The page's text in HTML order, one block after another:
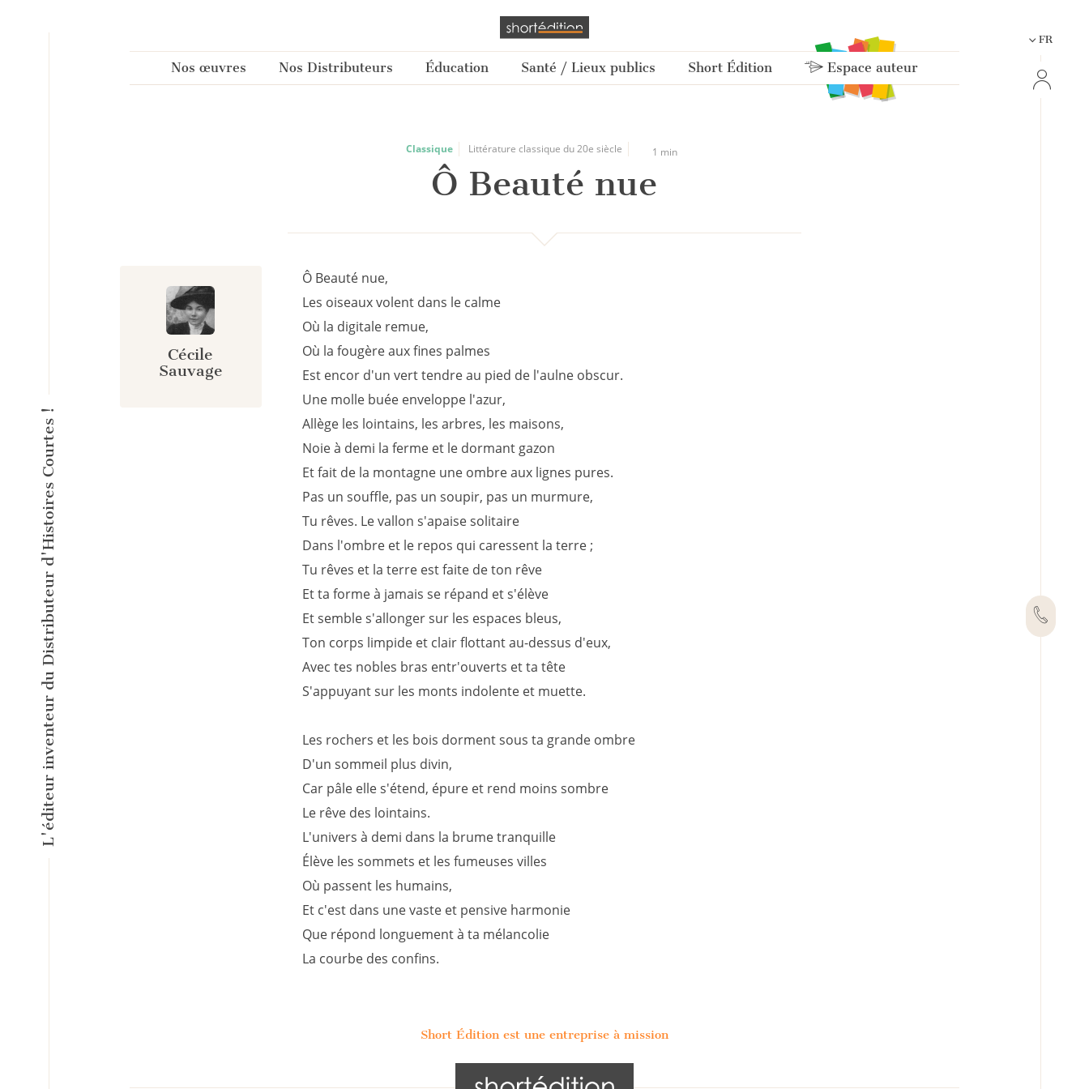
L'éditeur inventeur du Distributeur d'Histoires Courtes !
Nos œuvres Nos Distributeurs Éducation Santé / Lieux publics Short Édition Espace auteur
FR
Classique Littérature classique du 20e siècle 1 min
Ô Beauté nue
Cécile
Sauvage
Ô Beauté nue,
Les oiseaux volent dans le calme
Où la digitale remue,
Où la fougère aux fines palmes
Est encor d'un vert tendre au pied de l'aulne obscur.
Une molle buée enveloppe l'azur,
Allège les lointains, les arbres, les maisons,
Noie à demi la ferme et le dormant gazon
Et fait de la montagne une ombre aux lignes pures.
Pas un souffle, pas un soupir, pas un murmure,
Tu rêves. Le vallon s'apaise solitaire
Dans l'ombre et le repos qui caressent la terre ;
Tu rêves et la terre est faite de ton rêve
Et ta forme à jamais se répand et s'élève
Et semble s'allonger sur les espaces bleus,
Ton corps limpide et clair flottant au-dessus d'eux,
Avec tes nobles bras entr'ouverts et ta tête
S'appuyant sur les monts indolente et muette.
Les rochers et les bois dorment sous ta grande ombre
D'un sommeil plus divin,
Car pâle elle s'étend, épure et rend moins sombre
Le rêve des lointains.
L'univers à demi dans la brume tranquille
Élève les sommets et les fumeuses villes
Où passent les humains,
Et c'est dans une vaste et pensive harmonie
Que répond longuement à ta mélancolie
La courbe des confins.
Short Édition est une entreprise à mission